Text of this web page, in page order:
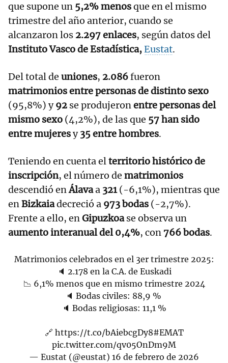
que supone un 5,2% menosque en el mismo
trimestre del año anterior, cuando se
alcanzaron los 2.297 enlaces, según datos del
Instituto Vasco de Estadística,Eustat.
Del total de uniones, 2.086fueron
matrimonios entre personas de distinto sexo
(95,8%) y92 se produjeronentre personas del
mismo sexo (4,2%), de las que 57 han sido
entre mujeresy35 entre hombres.
Teniendo en cuenta elterritorio histórico de
inscripción, el número de matrimonios
descendió enÁlavaa 321(-6,1%), mientras que
enBizkaiadecreció a 973 bodas (-2,7%).
Frente a ello, enGipuzkoase observa un
aumento interanual del 0,4%, con 766 bodas.
Matrimonios celebrados en el 3er trimestre 2025:
🔈 2.178 en la C.A. de Euskadi
📉 6,1% menos que en mismo trimestre 2024
🔈 Bodas civiles: 88,9 %
🔈 Bodas religiosas: 11,1 %
🔗 https://t.co/bAiebcgDy8#EMAT
pic.twitter.com/qv05OnDm9M
— Eustat (@eustat) 16 de febrero de 2026